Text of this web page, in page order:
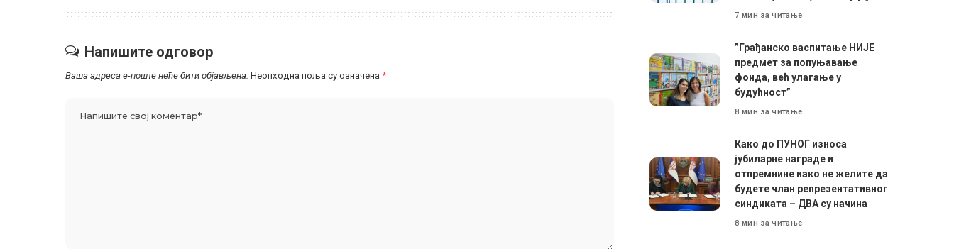
Напишите одговор
Ваша адреса е-поште неће бити објављена. Неопходна поља су означена *
7 мин за читање
”Грађанско васпитање НИЈЕ
предмет за попуњавање
фонда, већ улагање у
будућност”
8 мин за читање
Како до ПУНОГ износа
јубиларне награде и
отпремнине иако не желите да
будете члан репрезентативног
синдиката – ДВА су начина
8 мин за читање